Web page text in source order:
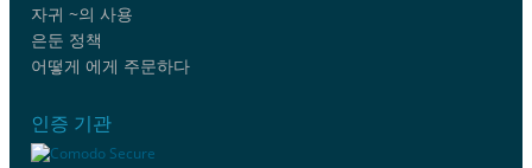
자귀 ~의 사용
은둔 정책
어떻게 에게 주문하다
인증 기관